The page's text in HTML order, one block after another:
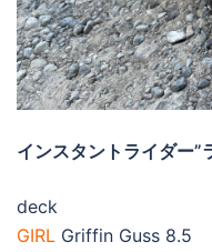
インスタントライダー”
deck
GIRL Griffin Guss 8.5